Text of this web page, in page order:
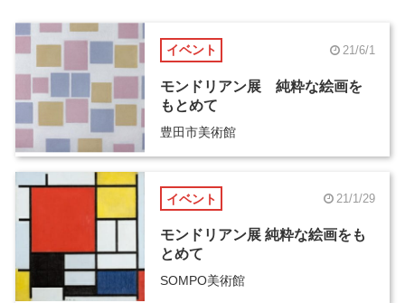
COLUMN
イベント 21/6/1
モンドリアン展 純粋な絵画を
もとめて
豊田市美術館
イベント 21/1/29
モンドリアン展 純粋な絵画をも
とめて
SOMPO美術館